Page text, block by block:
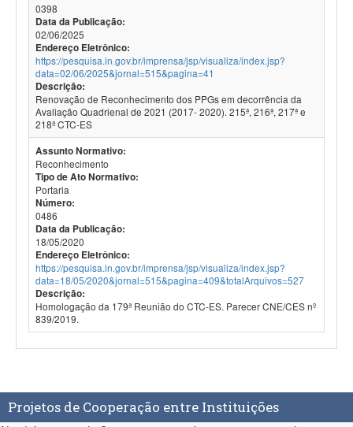
0398
Data da Publicação:
02/06/2025
Endereço Eletrônico:
https://pesquisa.in.gov.br/imprensa/jsp/visualiza/index.jsp?
data=02/06/2025&jornal=515&pagina=41
Descrição:
Renovação de Reconhecimento dos PPGs em decorrência da
Avaliação Quadrienal de 2021 (2017- 2020). 215ª, 216ª, 217ª e
218ª CTC-ES
Assunto Normativo:
Reconhecimento
Tipo de Ato Normativo:
Portaria
Número:
0486
Data da Publicação:
18/05/2020
Endereço Eletrônico:
https://pesquisa.in.gov.br/imprensa/jsp/visualiza/index.jsp?
data=18/05/2020&jornal=515&pagina=409&totalArquivos=527
Descrição:
Homologação da 179ª Reunião do CTC-ES. Parecer CNE/CES nº
839/2019.
Projetos de Cooperação entre Instituições